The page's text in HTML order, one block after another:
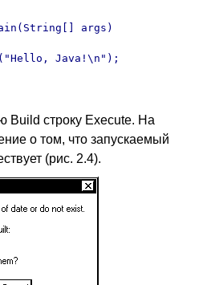
args)
Java!\n");
Build строку Execute. На
о том, что запускаемый
(рис. 2.4).